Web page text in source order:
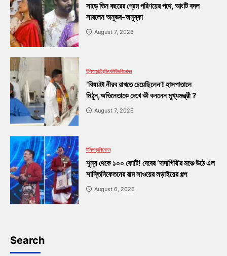
সাড়ে তিন বছরের প্রেম পরিণয়ের পথে, আংটি বদল
সারলেন অনুভব-অনুষ্কা
August 7, 2026
টলিপাড়াট্রেন্ডিংবলিউডবিনোদন
‘বিষয়টা নীরব রাখতে চেয়েছিলেন’! হাসপাতালে
মিঠুন,অভিনেতাকে দেখে কী বললেন মুখ্যমন্ত্রী ?
August 7, 2026
টলিপাড়াবিনোদন
শূন্য থেকে ১০০ কোটি! দেবের ‘দাদাগিরি’র মঞ্চে উঠে এল
শান্তিনিকেতনের রাম সাওয়ের লড়াইয়ের গল্প
August 6, 2026
Search